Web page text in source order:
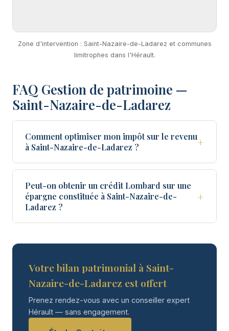
Zone d'intervention : Saint-Nazaire-de-Ladarez et communes
limitrophes dans l'Hérault.
FAQ Gestion de patrimoine —
Saint-Nazaire-de-Ladarez
Comment optimiser mon impôt sur le revenu
à Saint-Nazaire-de-Ladarez ?
+
Peut-on obtenir un crédit Lombard sur une
épargne constituée à Saint-Nazaire-de-
Ladarez ?
+
Votre bilan patrimonial à Saint-
Nazaire-de-Ladarez est offert
Prenez rendez-vous avec un conseiller expert
Hérault — sans engagement.